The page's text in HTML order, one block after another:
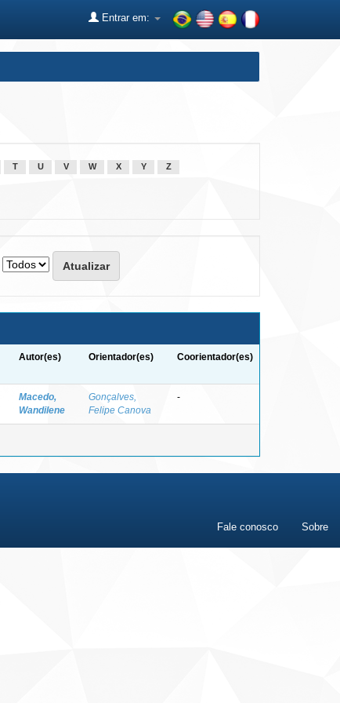
Entrar em:
T U V W X Y Z
Autor(es) Orientador(es) Coorientador(es)
Macedo,
Wandilene
Gonçalves,
Felipe Canova
-
Fale conosco Sobre